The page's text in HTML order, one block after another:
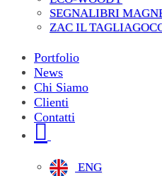
SEGNALIBRI
ZAC IL
Portfolio
News
Chi Siamo
Clienti
Contatti
ENG